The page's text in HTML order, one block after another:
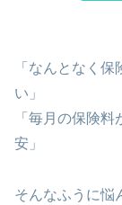
「なんとなく
い」
「毎月の保険
安」
そんなふうに悩